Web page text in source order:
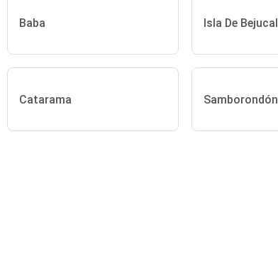
Baba Isla De Bejucal
Catarama Samborondón